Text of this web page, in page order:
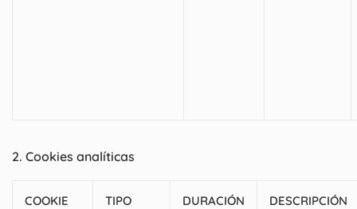
2. Cookies analíticas
COOKIE TIPO DURACIÓN DESCRIPCIÓN